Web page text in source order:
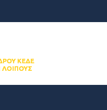
ΚΕΔΕ
ΛΟΙΠΟΎΣ